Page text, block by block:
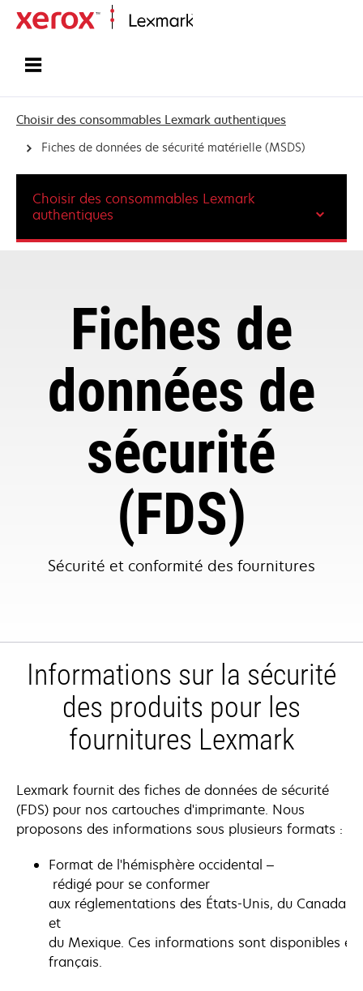
Choisir des consommables Lexmark authentiques
Fiches de données de sécurité matérielle (MSDS)
Fiches de
données de
sécurité
(FDS)
Sécurité et conformité des fournitures
Choisir des consommables Lexmark
authentiques
Informations sur la sécurité
des produits pour les
fournitures Lexmark
Lexmark fournit des fiches de données de sécurité
(FDS) pour nos cartouches d'imprimante. Nous
proposons des informations sous plusieurs formats :
Format de l'hémisphère occidental –
rédigé pour se conformer
aux réglementations des États-Unis, du Canada
et
du Mexique. Ces informations sont disponibles
français.